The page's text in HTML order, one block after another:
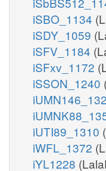
iSBO_1134
iSDY_1059
iSFV_1184
iSFxv_1172
iSSON_1240
iUTI89_1310
iWFL_1372
iYL1228